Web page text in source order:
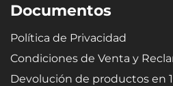
Documentos
Política de Privacidad
Condiciones de Venta y
Devolución de productos en